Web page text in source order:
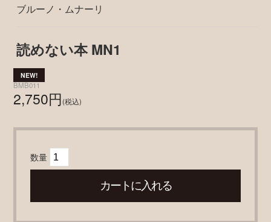
ブルーノ・ムナーリ
読めない本 MN1
BMB011
2,750円(税込)
数量